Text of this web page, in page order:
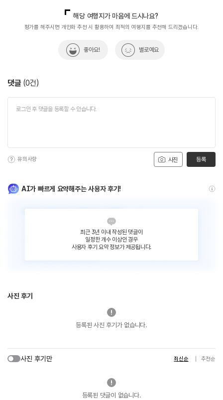
해당 여행지가 마음에 드시나요?
평가를 해주시면 개인화 추천 시 활용하여 최적의 여행지를 추천해 드리겠습니다.
좋아요! 별로예요
댓글 (0건)
사진
유의사항 등록
AI가 빠르게 요약해주는 사용자 후기!
최근 3년 이내 작성된 댓글이
일정한 개수 이상인 경우
사용자 후기 요약 정보가 제공됩니다.
사진 후기
등록된 사진 후기가 없습니다.
사진 후기만 최신순 추천순
등록된 댓글이 없습니다.